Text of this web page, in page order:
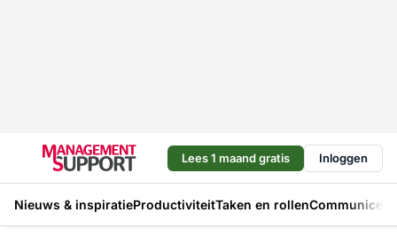
Lees 1 maand gratis Inloggen
Nieuws & inspiratieProductiviteitTaken en rollen